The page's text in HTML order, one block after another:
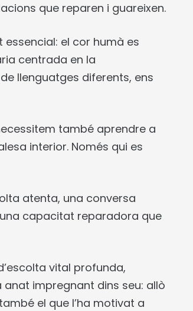
que reparen i guareixen.
essencial: el cor humà es
centrada en la
llenguatges diferents, ens
també aprendre a
interior. Només qui es
atenta, una conversa
capacitat reparadora que
vital profunda,
anat impregnant dins seu: allò
el que l’ha motivat a